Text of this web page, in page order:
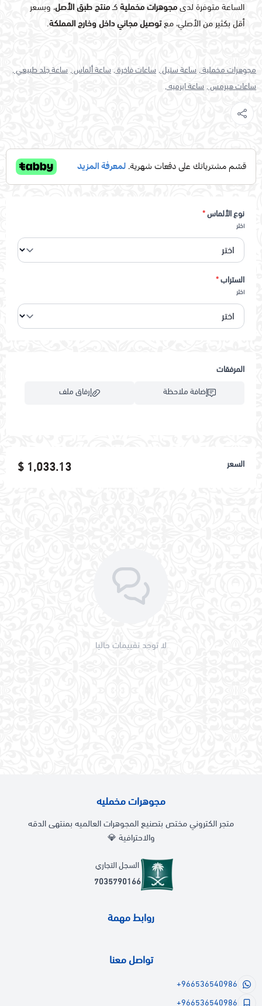
الساعة متوفرة لدىمجوهرات مخمليةكـمنتج طبق الأصل، وبسعر
أقل بكثير من الأصلي، معتوصيل مجاني داخل وخارج المملكة.
مجوهرات مخملية , ساعة ستيل , ساعات فاخرة , ساعة ألماس , ساعة جلد طبيعي ,
ساعات هيرمس , ساعة ايرميه ,
نوع الألماس*
اختر
الستراب*
اختر
المرفقات
إضافة ملاحظة
إرفاق ملف
السعر 1,033.13 $
لا توجد تقييمات حاليا
مجوهرات مخمليه
متجر الكتروني مختص بتصنيع المجوهرات العالميه بمنتهى الدقه
والاحترافية 💎
السجل التجاري
7035790166
روابط مهمة
تواصل معنا
+966536540986
+966536540986